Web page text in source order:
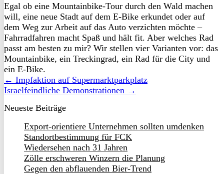
Egal ob eine Mountainbike-Tour durch den Wald machen
will, eine neue Stadt auf dem E-Bike erkundet oder auf
dem Weg zur Arbeit auf das Auto verzichten möchte –
Fahrradfahren macht Spaß und hält fit. Aber welches Rad
passt am besten zu mir? Wir stellen vier Varianten vor: das
Mountainbike, ein Treckingrad, ein Rad für die City und
ein E-Bike.
← Impfaktion auf Supermarktparkplatz
Israelfeindliche Demonstrationen →
Neueste Beiträge
Export-orientiere Unternehmen sollten umdenken
Standortbestimmung für FCK
Wiedersehen nach 31 Jahren
Zölle erschweren Winzern die Planung
Gegen den abflauenden Bier-Trend